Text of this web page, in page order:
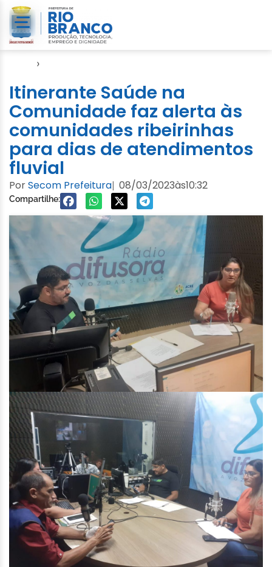
›
Itinerante Saúde na
Comunidade faz alerta às
comunidades ribeirinhas
para dias de atendimentos
fluvial
PorSecom Prefeitura| 08/03/2023às10:32
Compartilhe: